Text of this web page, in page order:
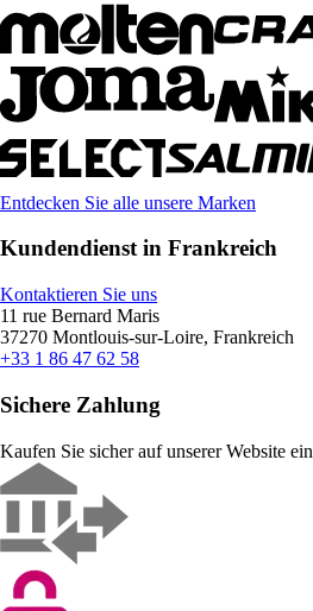
Entdecken Sie alle unsere Marken
Kundendienst in Frankreich
Kontaktieren Sie uns
11 rue Bernard Maris
37270 Montlouis-sur-Loire, Frankreich
+33 1 86 47 62 58
Sichere Zahlung
Kaufen Sie sicher auf unserer Website ein